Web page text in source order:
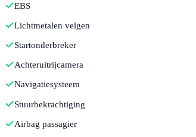
EBS
Lichtmetalen velgen
Startonderbreker
Achteruitrijcamera
Navigatiesysteem
Stuurbekrachtiging
Airbag passagier